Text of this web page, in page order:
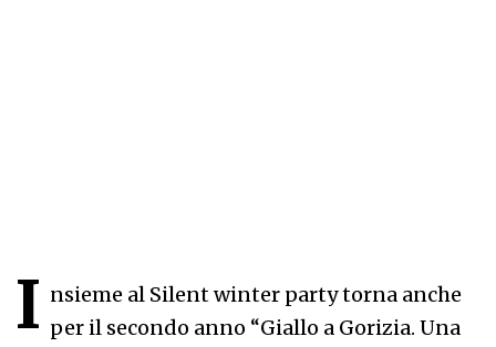
I nsieme al Silent winter party torna anche
per il secondo anno “Giallo a Gorizia. Una